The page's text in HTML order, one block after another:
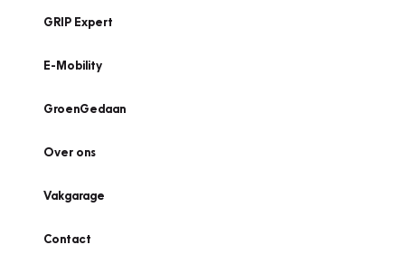
GRIP Expert
E-Mobility
GroenGedaan
Over ons
Vakgarage
Contact